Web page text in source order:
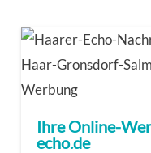
Ihre Online-
echo.de